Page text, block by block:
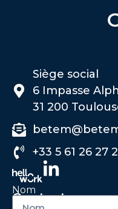
Siège social
6 Impasse
31 200
+33 5 61 26 27
Contactez-
Nom